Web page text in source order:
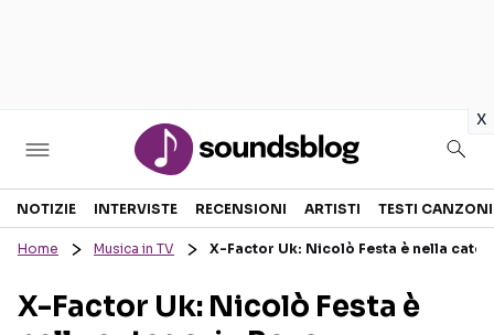
x
Sezioni
RECENSIONI MUSICALI
TESTI CANZONI
NOTIZIE INTERVISTE RECENSIONI ARTISTI TESTI CANZONI
Home Musica in TV X-Factor Uk: Nicolò Festa è nella
X-Factor Uk: Nicolò Festa è